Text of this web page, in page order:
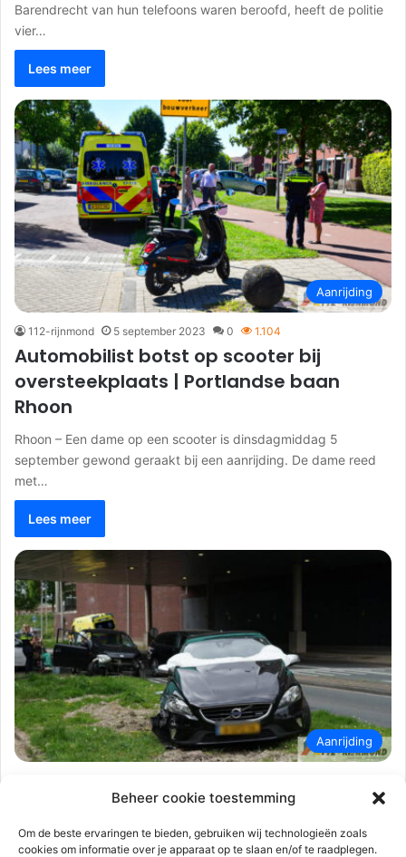
Beheer cookie toestemming
Om de beste ervaringen te bieden, gebruiken wij technologieën zoals
cookies om informatie over je apparaat op te slaan en/of te raadplegen.
Barendrecht van hun telefoons waren beroofd, heeft de politie
vier…
Lees meer
Aanrijding
112-rijnmond 5 september 2023 0 1.104
Automobilist botst op scooter bij
oversteekplaats | Portlandse baan
Rhoon
Rhoon – Een dame op een scooter is dinsdagmiddag 5
september gewond geraakt bij een aanrijding. De dame reed
met…
Lees meer
Aanrijding
Flinke aanrijding na verlaten
parkeergarage | Portlandse Baan